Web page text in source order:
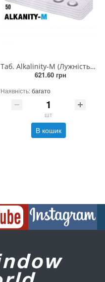
Таб. Alkalinity-M (Лужність-M, 5 - 200 мл/л) 50 піг/уп. (10 піг/шт) Photometer/Comporator
621.60 грн
Наявність:багато
шт
В кошик